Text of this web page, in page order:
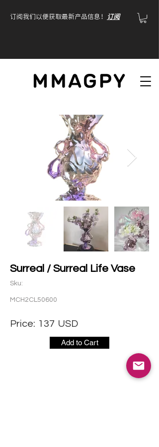
订阅我们以便获取最新产品信息！ 订阅
Surreal / Surreal Life Vase
Sku:
MCH2CL50600
Price: 137 USD
Add to Cart